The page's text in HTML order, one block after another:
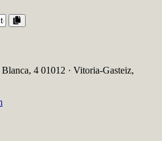
4 01012 · Vitoria-Gasteiz,